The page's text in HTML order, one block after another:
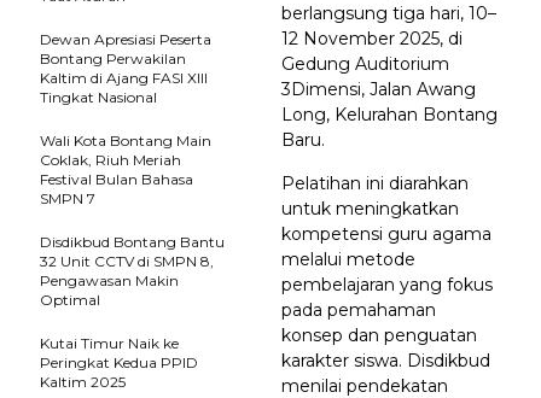
berlangsung tiga hari, 10–
12 November 2025, di
Gedung Auditorium
3Dimensi, Jalan Awang
Long, Kelurahan Bontang
Baru.
Pelatihan ini diarahkan
untuk meningkatkan
kompetensi guru agama
melalui metode
pembelajaran yang fokus
pada pemahaman
konsep dan penguatan
karakter siswa. Disdikbud
menilai pendekatan
Dewan Apresiasi Peserta
Bontang Perwakilan
Kaltim di Ajang FASI XIII
Tingkat Nasional
Wali Kota Bontang Main
Coklak, Riuh Meriah
Festival Bulan Bahasa
SMPN 7
Disdikbud Bontang Bantu
32 Unit CCTV di SMPN 8,
Pengawasan Makin
Optimal
Kutai Timur Naik ke
Peringkat Kedua PPID
Kaltim 2025